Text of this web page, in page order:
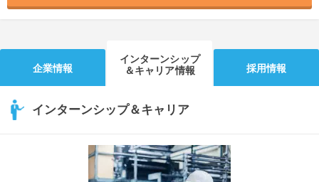
企業情報
インターンシップ
＆キャリア情報
採用情報
インターンシップ＆キャリア